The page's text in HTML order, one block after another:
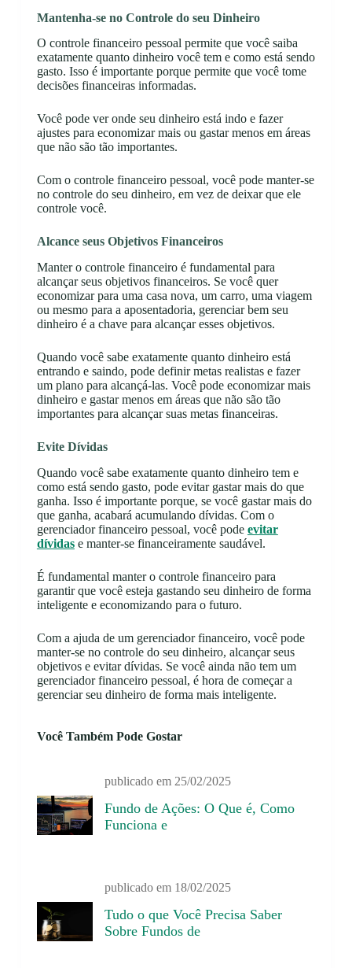
Mantenha-se no Controle do seu Dinheiro
O controle financeiro pessoal permite que você saiba
exatamente quanto dinheiro você tem e como está sendo
gasto. Isso é importante porque permite que você tome
decisões financeiras informadas.
Você pode ver onde seu dinheiro está indo e fazer
ajustes para economizar mais ou gastar menos em áreas
que não são tão importantes.
Com o controle financeiro pessoal, você pode manter-se
no controle do seu dinheiro, em vez de deixar que ele
controle você.
Alcance seus Objetivos Financeiros
Manter o controle financeiro é fundamental para
alcançar seus objetivos financeiros. Se você quer
economizar para uma casa nova, um carro, uma viagem
ou mesmo para a aposentadoria, gerenciar bem seu
dinheiro é a chave para alcançar esses objetivos.
Quando você sabe exatamente quanto dinheiro está
entrando e saindo, pode definir metas realistas e fazer
um plano para alcançá-las. Você pode economizar mais
dinheiro e gastar menos em áreas que não são tão
importantes para alcançar suas metas financeiras.
Evite Dívidas
Quando você sabe exatamente quanto dinheiro tem e
como está sendo gasto, pode evitar gastar mais do que
ganha. Isso é importante porque, se você gastar mais do
que ganha, acabará acumulando dívidas. Com o
gerenciador financeiro pessoal, você pode evitar
dívidase manter-se financeiramente saudável.
É fundamental manter o controle financeiro para
garantir que você esteja gastando seu dinheiro de forma
inteligente e economizando para o futuro.
Com a ajuda de um gerenciador financeiro, você pode
manter-se no controle do seu dinheiro, alcançar seus
objetivos e evitar dívidas. Se você ainda não tem um
gerenciador financeiro pessoal, é hora de começar a
gerenciar seu dinheiro de forma mais inteligente.
Você Também Pode Gostar
Fundo de Ações: O Que é, Como
Funciona e
publicado em 25/02/2025
Tudo o que Você Precisa Saber
Sobre Fundos de
publicado em 18/02/2025